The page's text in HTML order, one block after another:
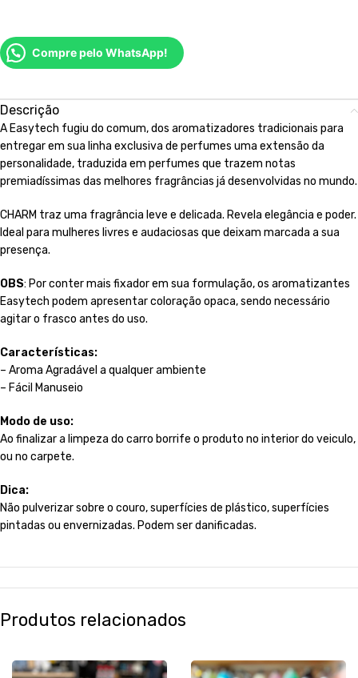
Compre pelo WhatsApp!
Descrição
A Easytech fugiu do comum, dos aromatizadores tradicionais para
entregar em sua linha exclusiva de perfumes uma extensão da
personalidade, traduzida em perfumes que trazem notas
premiadíssimas das melhores fragrâncias já desenvolvidas no mundo.
CHARM traz uma fragrância leve e delicada. Revela elegância e poder.
Ideal para mulheres livres e audaciosas que deixam marcada a sua
presença.
OBS: Por conter mais fixador em sua formulação, os aromatizantes
Easytech podem apresentar coloração opaca, sendo necessário
agitar o frasco antes do uso.
Características:
– Aroma Agradável a qualquer ambiente
– Fácil Manuseio
Modo de uso:
Ao finalizar a limpeza do carro borrife o produto no interior do veiculo,
ou no carpete.
Dica:
Não pulverizar sobre o couro, superfícies de plástico, superfícies
pintadas ou envernizadas. Podem ser danificadas.
Produtos relacionados